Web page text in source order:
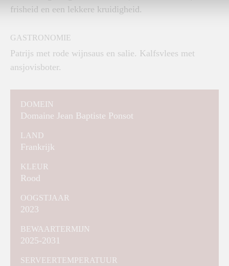
frisheid en een lekkere kruidigheid.
GASTRONOMIE
Patrijs met rode wijnsaus en salie. Kalfsvlees met
ansjovisboter.
DOMEIN
Domaine Jean Baptiste Ponsot
LAND
Frankrijk
KLEUR
Rood
OOGSTJAAR
2023
BEWAARTERMIJN
2025-2031
SERVEERTEMPERATUUR